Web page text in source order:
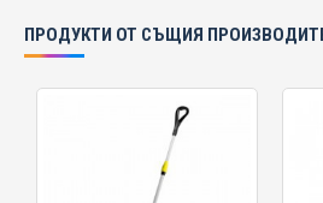
ПРОДУКТИ ОТ СЪЩИЯ